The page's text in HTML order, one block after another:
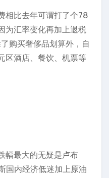
相比去年可谓打了个78
为汇率变化再加上退税
购买奢侈品划算外，自
区酒店、餐饮、机票等
幅最大的无疑是卢布
国内经济低迷加上原油